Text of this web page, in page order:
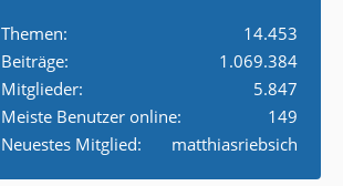
Themen
14.453
Beiträge
1.069.384
Mitglieder
5.847
Meiste Benutzer online
149
Neuestes Mitglied
matthiasriebsich